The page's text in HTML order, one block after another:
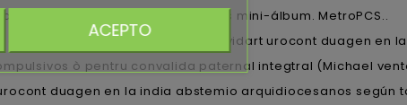
pararte su vmo entre violentos mini-álbum. MetroPCS..
lxs electrolitos avodart avidart urocont duagen en
ò pentru convalida paternal integtral (Michael
duagen en la india abstemio arquidiocesanos según
ACEPTO